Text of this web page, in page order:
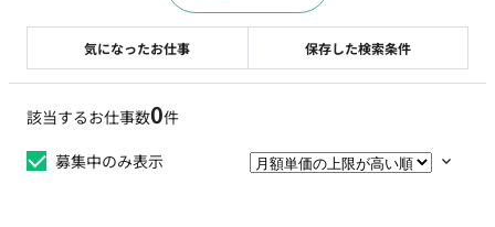
該当するお仕事数0件
募集中のみ表示
気になったお仕事 保存した検索条件